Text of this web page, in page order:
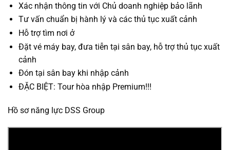
Xác nhận thông tin với Chủ doanh nghiệp bảo lãnh
Tư vấn chuẩn bị hành lý và các thủ tục xuất cảnh
Hỗ trợ tìm nơi ở
Đặt vé máy bay, đưa tiễn tại sân bay, hỗ trợ thủ tục xuất
cảnh
Đón tại sân bay khi nhập cảnh
ĐẶC BIỆT: Tour hòa nhập Premium!!!
Hồ sơ năng lực DSS Group